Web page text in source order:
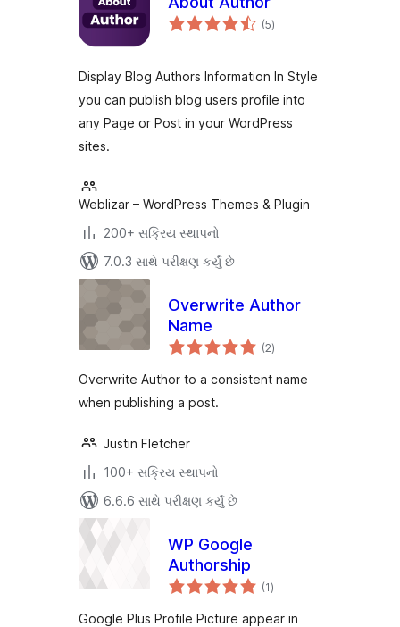
(5કુલ
રેટિંગ્સ
)
Display Blog Authors Information In Style
you can publish blog users profile into
any Page or Post in your WordPress
sites.
Weblizar – WordPress Themes & Plugin
200+ સક્રિય સ્થાપનો
7.0.3 સાથે પરીક્ષણ કર્યું છે
Overwrite Author
Name
(2કુલ
રેટિંગ્સ
)
Overwrite Author to a consistent name
when publishing a post.
Justin Fletcher
100+ સક્રિય સ્થાપનો
6.6.6 સાથે પરીક્ષણ કર્યું છે
WP Google
Authorship
(1કુલ
રેટિંગ્સ
)
Google Plus Profile Picture appear in